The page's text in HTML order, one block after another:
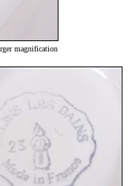
magnification